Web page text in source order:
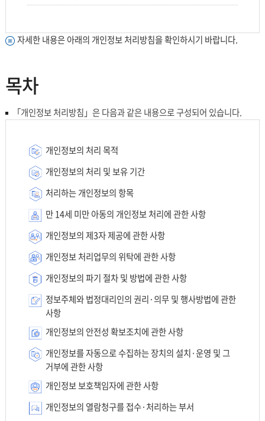
자세한 내용은 아래의 개인정보 처리방침을 확인하시기 바랍니다.
목차
「개인정보 처리방침」은 다음과 같은 내용으로 구성되어 있습니다.
개인정보의 처리 목적
개인정보의 처리 및 보유 기간
처리하는 개인정보의 항목
만 14세 미만 아동의 개인정보 처리에 관한 사항
개인정보의 제3자 제공에 관한 사항
개인정보 처리업무의 위탁에 관한 사항
개인정보의 파기 절차 및 방법에 관한 사항
정보주체와 법정대리인의 권리·의무 및 행사방법에 관한
사항
개인정보의 안전성 확보조치에 관한 사항
개인정보를 자동으로 수집하는 장치의 설치·운영 및 그
거부에 관한 사항
개인정보 보호책임자에 관한 사항
개인정보의 열람청구를 접수·처리하는 부서